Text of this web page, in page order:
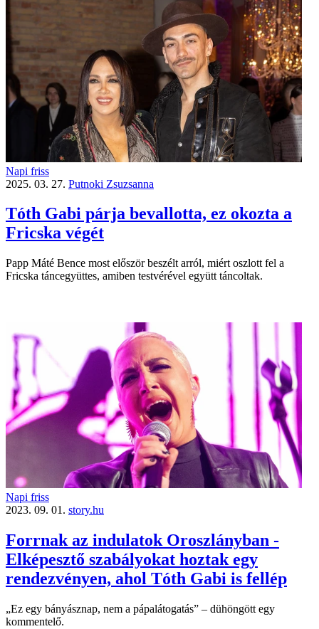
Napi friss
2025. 03. 27. Putnoki Zsuzsanna
Tóth Gabi párja bevallotta, ez okozta a
Fricska végét
Papp Máté Bence most először beszélt arról, miért oszlott fel a
Fricska táncegyüttes, amiben testvérével együtt táncoltak.
Napi friss
2023. 09. 01. story.hu
Forrnak az indulatok Oroszlányban -
Elképesztő szabályokat hoztak egy
rendezvényen, ahol Tóth Gabi is fellép
„Ez egy bányásznap, nem a pápalátogatás” – dühöngött egy
kommentelő.